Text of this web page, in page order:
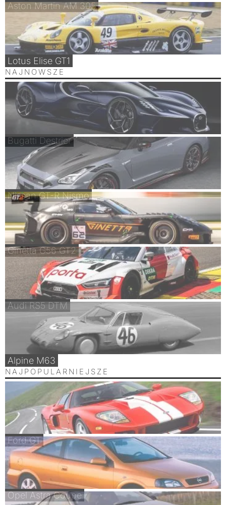
Aston Martin AM 305
Lotus Elise GT1
NAJNOWSZE
Bugatti Destrier
Nissan GT-R Nismo
Ginetta G56 GT2
Audi RS5 DTM
Alpine M63
NAJPOPULARNIEJSZE
Ford GT
Opel Astra Coupe